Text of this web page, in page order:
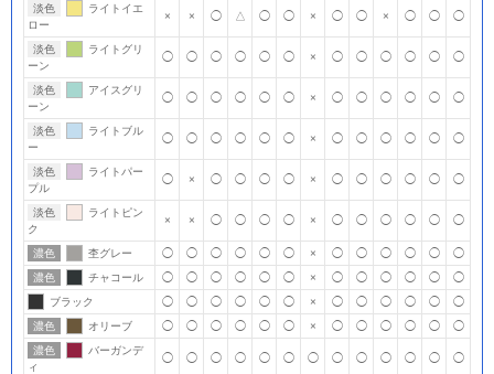
淡色
ライトイエ
ロー
× × ◯ △ ◯ ◯ × ◯ ◯ × ◯ ◯ ◯
淡色
ライトグリ
ーン
◯ ◯ ◯ ◯ ◯ ◯ × ◯ ◯ ◯ ◯ ◯ ◯
淡色
アイスグリ
ーン
◯ ◯ ◯ ◯ ◯ ◯ × ◯ ◯ ◯ ◯ ◯ ◯
淡色
ライトブル
ー
◯ ◯ ◯ ◯ ◯ ◯ × ◯ ◯ ◯ ◯ ◯ ◯
淡色
ライトパー
プル
◯ × ◯ ◯ ◯ ◯ × ◯ ◯ ◯ ◯ ◯ ◯
淡色
ライトピン
ク
× × ◯ ◯ ◯ ◯ × ◯ ◯ ◯ ◯ ◯ ◯
濃色 杢グレー ◯ ◯ ◯ ◯ ◯ ◯ × ◯ ◯ ◯ ◯ ◯
◯
濃色
チャコール ◯ ◯ ◯ ◯ ◯ ◯ × ◯ ◯ ◯ ◯ ◯
◯
ブラック
◯ ◯ ◯ ◯ ◯ ◯ × ◯ ◯ ◯ ◯ ◯
◯
濃色
オリーブ ◯ ◯ ◯ ◯ ◯ ◯ × ◯ ◯ ◯ ◯ ◯
◯
濃色
バーガンデ
ィ
◯ ◯ ◯ ◯ ◯ ◯ ◯ ◯ ◯ ◯ ◯ ◯ ◯